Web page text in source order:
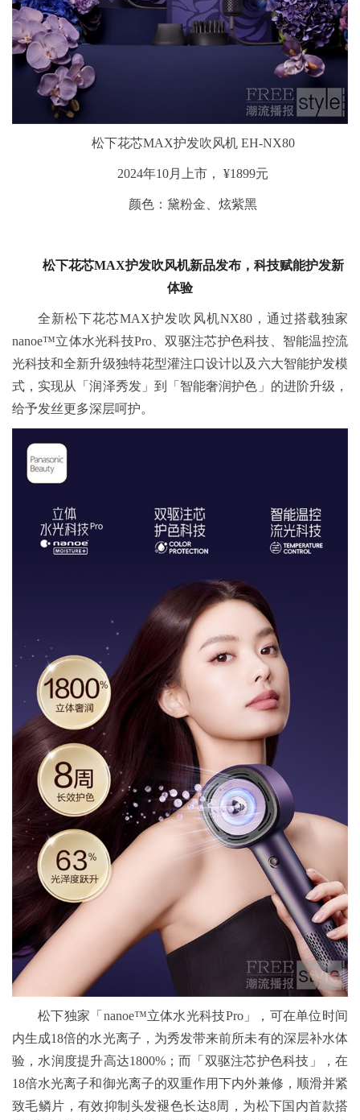
松下花芯MAX护发吹风机 EH-NX80
2024年10月上市， ¥1899元
颜色：黛粉金、炫紫黑
松下花芯MAX护发吹风机新品发布，科技赋能护发新
体验
全新松下花芯MAX护发吹风机NX80，通过搭载独家
nanoe™立体水光科技Pro、双驱注芯护色科技、智能温控流
光科技和全新升级独特花型灌注口设计以及六大智能护发模
式，实现从「润泽秀发」到「智能奢润护色」的进阶升级，
给予发丝更多深层呵护。
松下独家「nanoe™立体水光科技Pro」，可在单位时间
内生成18倍的水光离子，为秀发带来前所未有的深层补水体
验，水润度提升高达1800%；而「双驱注芯护色科技」，在
18倍水光离子和御光离子的双重作用下内外兼修，顺滑并紧
致毛鳞片，有效抑制头发褪色长达8周，为松下国内首款搭